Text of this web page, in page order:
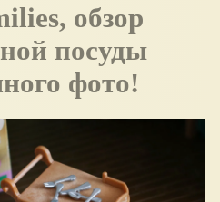
посуды
фото!